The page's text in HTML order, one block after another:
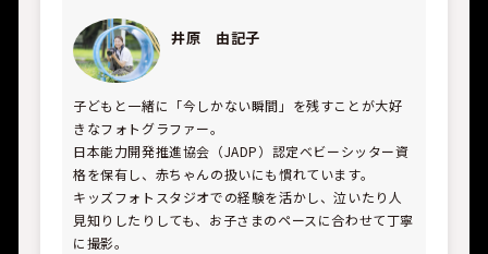
井原 由記子
子どもと一緒に「今しかない瞬間」を残すことが大好
きなフォトグラファー。
日本能力開発推進協会（JADP）認定ベビーシッター資
格を保有し、赤ちゃんの扱いにも慣れています。
キッズフォトスタジオでの経験を活かし、泣いたり人
見知りしたりしても、お子さまのペースに合わせて丁寧
に撮影。